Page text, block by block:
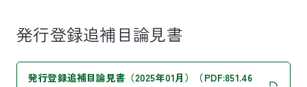
発行登録追補目論見書
発行登録追補目論見書（2025年01月）（PDF:851.46